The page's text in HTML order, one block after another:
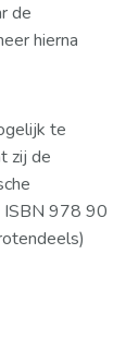
de
hierna
te
zij de
ISBN 978 90